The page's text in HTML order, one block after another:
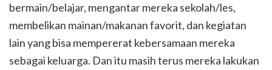
bermain/belajar, mengantar mereka sekolah/les,
membelikan mainan/makanan favorit, dan kegiatan
lain yang bisa mempererat kebersamaan mereka
sebagai keluarga. Dan itu masih terus mereka lakukan